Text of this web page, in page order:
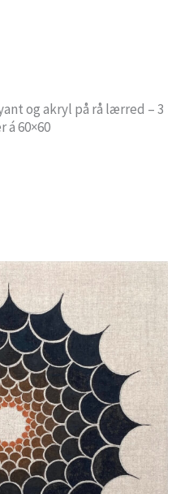
og akryl på rå lærred – 3
á 60×60